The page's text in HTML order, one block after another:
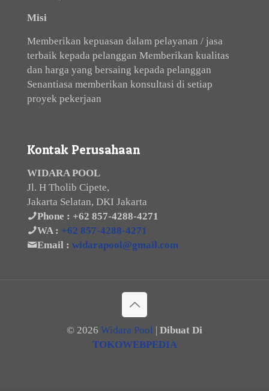
Misi
Memberikan kepuasan dalam pelayanan / jasa
terbaik kepada pelanggan Memberikan kualitas
dan harga yang bersaing kepada pelanggan
Senantiasa memberikan konsultasi di setiap
proyek pekerjaan
Kontak Perusahaan
WIDARA POOL
Jl. H Tholib Cipete,
Jakarta Selatan, DKI Jakarta
Phone : +62 857-4288-4271
WA : +62 857-4288-4271
Email : widarapool@gmail.com
© 2026 Widara Pool | Dibuat Di
TOKOWEBPEDIA